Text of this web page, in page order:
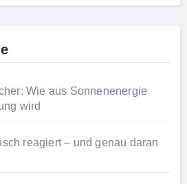
Wie aus Sonnenenergie
wird
reagiert – und genau daran